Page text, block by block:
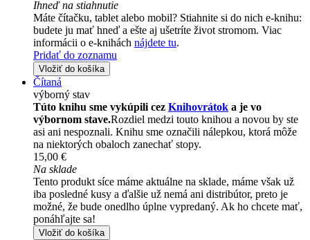
Ihneď na stiahnutie
Máte čítačku, tablet alebo mobil? Stiahnite si do nich e-knihu:
budete ju mať hneď a ešte aj ušetríte život stromom. Viac
informácii o e-knihách nájdete tu.
Pridať do zoznamu
Vložiť do košíka
Čítaná
výborný stav
Túto knihu sme vykúpili cez Knihovrátok a je vo
výbornom stave.Rozdiel medzi touto knihou a novou by ste
asi ani nespoznali. Knihu sme označili nálepkou, ktorá môže
na niektorých obaloch zanechať stopy.
15,00 €
Na sklade
Tento produkt síce máme aktuálne na sklade, máme však už
iba posledné kusy a ďalšie už nemá ani distribútor, preto je
možné, že bude onedlho úplne vypredaný. Ak ho chcete mať,
ponáhľajte sa!
Vložiť do košíka